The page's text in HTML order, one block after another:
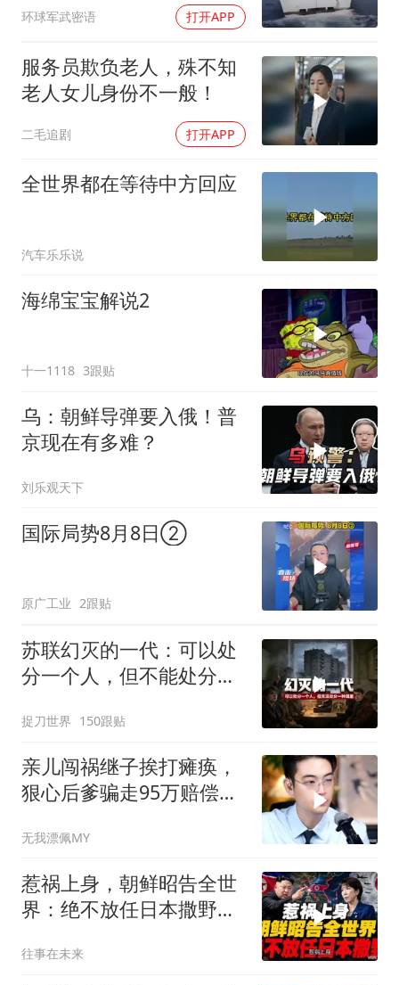
环球军武密语 打开APP
服务员欺负老人，殊不知
老人女儿身份不一般！
二毛追剧 打开APP
全世界都在等待中方回应
汽车乐乐说
海绵宝宝解说2
十一1118 3跟贴
乌：朝鲜导弹要入俄！普
京现在有多难？
刘乐观天下
国际局势8月8日②
原广工业 2跟贴
苏联幻灭的一代：可以处
分一个人，但不能处分一
捉刀世界 150跟贴
亲儿闯祸继子挨打瘫痪，
狠心后爹骗走95万赔偿金
无我漂佩MY
惹祸上身，朝鲜昭告全世
界：绝不放任日本撒野！
往事在未来